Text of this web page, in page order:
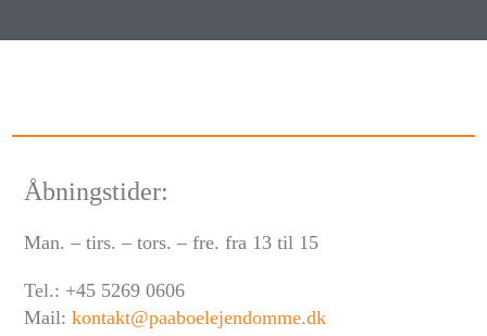
Åbningstider:
Man. – tirs. – tors. – fre. fra 13 til 15
Tel.: +45 5269 0606
Mail:kontakt@paaboelejendomme.dk